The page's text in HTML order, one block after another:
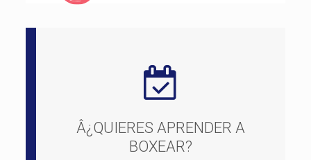
Â¿QUIERES APRENDER A
BOXEAR?